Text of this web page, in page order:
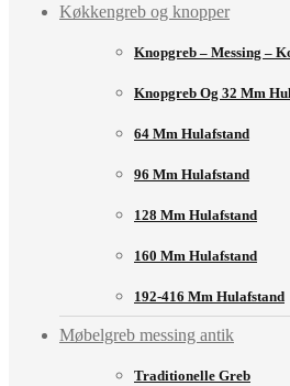
Køkkengreb og knopper
Knopgreb – Messing –
Knopgreb Og 32 Mm
64 Mm Hulafstand
96 Mm Hulafstand
128 Mm Hulafstand
160 Mm Hulafstand
192-416 Mm Hulafstand
Møbelgreb messing antik
Traditionelle Greb